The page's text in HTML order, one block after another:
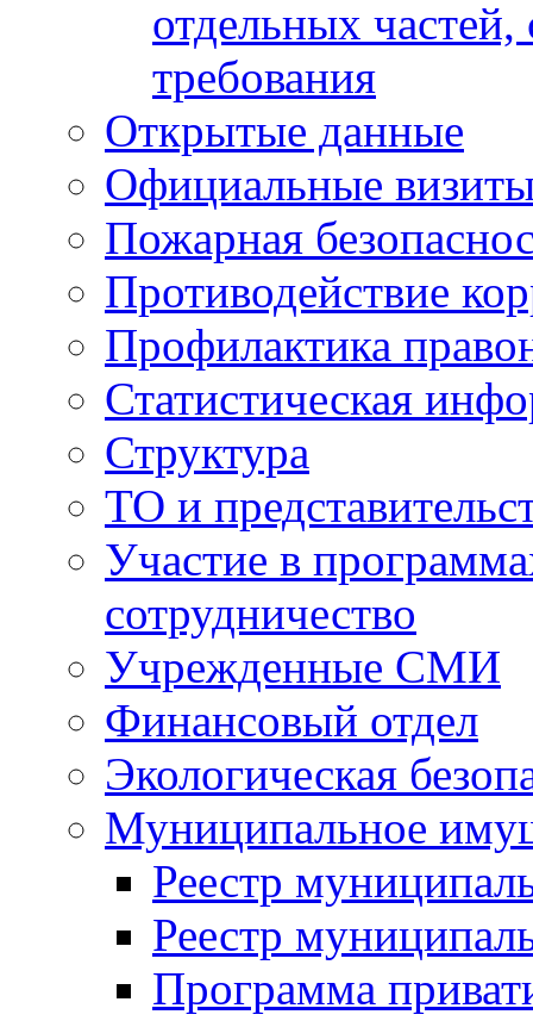
отдельных
требования
Открытые данные
Официальные
Пожарная
Противодействие
Профилактика
Статистическая
Структура
ТО и
Участие в
сотрудничество
Учрежденные СМИ
Финансовый отдел
Экологическая
Муниципальное
Реестр
Реестр
Программа